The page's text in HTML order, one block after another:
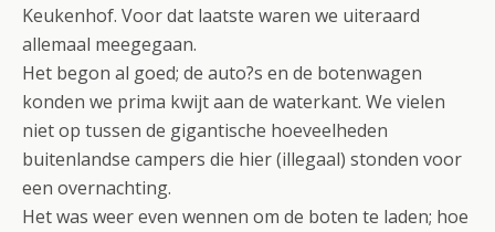
Keukenhof. Voor dat laatste waren we uiteraard
allemaal meegegaan.
Het begon al goed; de auto?s en de botenwagen
konden we prima kwijt aan de waterkant. We vielen
niet op tussen de gigantische hoeveelheden
buitenlandse campers die hier (illegaal) stonden voor
een overnachting.
Het was weer even wennen om de boten te laden; hoe